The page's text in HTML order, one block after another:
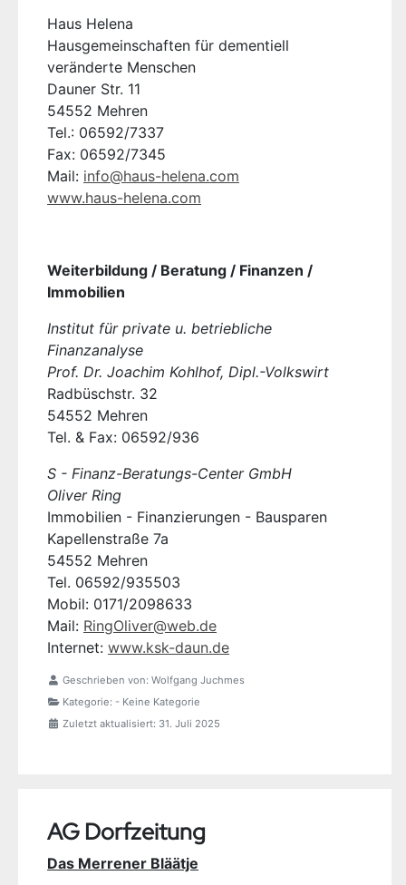
Haus Helena
Hausgemeinschaften für dementiell
veränderte Menschen
Dauner Str. 11
54552 Mehren
Tel.: 06592/7337
Fax: 06592/7345
Mail: info@haus-helena.com
www.haus-helena.com
Weiterbildung / Beratung / Finanzen /
Immobilien
Institut für private u. betriebliche
Finanzanalyse
Prof. Dr. Joachim Kohlhof, Dipl.-Volkswirt
Radbüschstr. 32
54552 Mehren
Tel. & Fax: 06592/936
S - Finanz-Beratungs-Center GmbH
Oliver Ring
Immobilien - Finanzierungen - Bausparen
Kapellenstraße 7a
54552 Mehren
Tel. 06592/935503
Mobil: 0171/2098633
Mail: RingOliver@web.de
Internet: www.ksk-daun.de
Geschrieben von: Wolfgang Juchmes
Kategorie: - Keine Kategorie
Zuletzt aktualisiert: 31. Juli 2025
AG Dorfzeitung
Das Merrener Bläätje